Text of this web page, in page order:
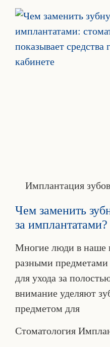
Имплантация зубов
Чем заменить
за имплантатами?
Многие люди в наше
разными предметами
для ухода за
внимание уделяют
предметом для
Стоматология